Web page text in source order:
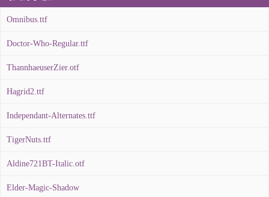
Omnibus.ttf
Doctor-Who-Regular.ttf
ThannhaeuserZier.otf
Hagrid2.ttf
Independant-Alternates.ttf
TigerNuts.ttf
Aldine721BT-Italic.otf
Elder-Magic-Shadow